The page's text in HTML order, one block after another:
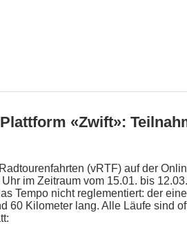
«Zwift»:
(vRTF) auf der
im Zeitraum vom 15.01. bis
Tempo nicht reglementiert: der
Kilometer lang. Alle Läufe sind